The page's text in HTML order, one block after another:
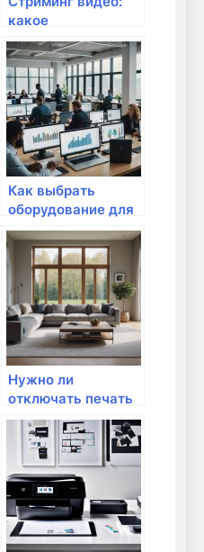
какое
оборудование
выбрать?
Как выбрать
оборудование для
повышения
безопасности
сети?
Нужно ли
отключать печать
на
маршрутизаторе?